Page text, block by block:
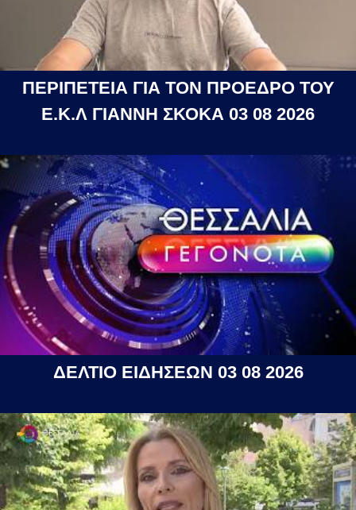
ΠΕΡΙΠΕΤΕΙΑ ΓΙΑ ΤΟΝ ΠΡΟΕΔΡΟ ΤΟΥ
Ε.Κ.Λ ΓΙΑΝΝΗ ΣΚΟΚΑ 03 08 2026
ΔΕΛΤΙΟ ΕΙΔΗΣΕΩΝ 03 08 2026